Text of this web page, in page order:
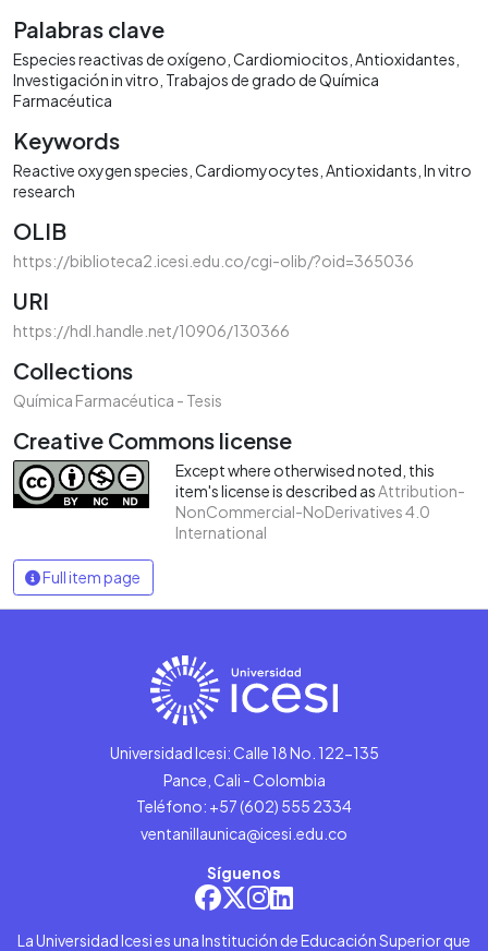
Palabras clave
Especies reactivas de oxígeno Cardiomiocitos Antioxidantes
Investigación in vitro Trabajos de grado de Química
Farmacéutica
Keywords
Reactive oxygen species Cardiomyocytes Antioxidants In vitro
research
OLIB
https://biblioteca2.icesi.edu.co/cgi-olib/?oid=365036
URI
https://hdl.handle.net/10906/130366
Collections
Química Farmacéutica - Tesis
Creative Commons license
Except where otherwised noted, this
item's license is described asAttribution-
NonCommercial-NoDerivatives 4.0
International
Full item page
Universidad Icesi: Calle 18 No. 122-135
Pance, Cali - Colombia
Teléfono: +57 (602) 555 2334
ventanillaunica@icesi.edu.co
Síguenos
La Universidad Icesi es una Institución de Educación Superior que